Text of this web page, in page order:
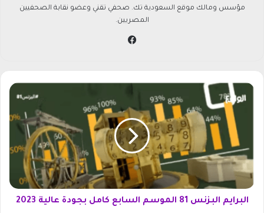
مؤسس ومالك موقع السعودية تك. صحفي تقني وعضو نقابة الصحفيين
المصريين.
ا
ل
البرايم البزنس 81 الموسم السابع كامل بجودة عالية 2023